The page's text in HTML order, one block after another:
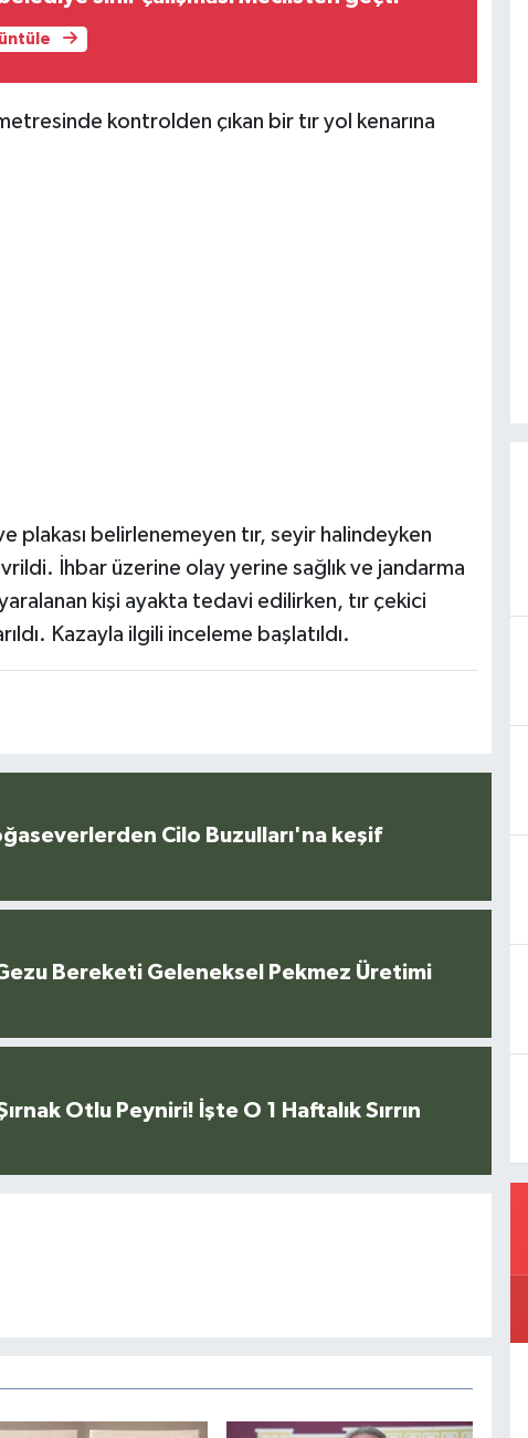
kontrolden çıkan bir tır yol kenarına
plakası belirlenemeyen tır, seyir halindeyken
İhbar üzerine olay yerine sağlık ve jandarma
kişi ayakta tedavi edilirken, tır çekici
Kazayla ilgili inceleme başlatıldı.
Cilo Buzulları'na keşif
Bereketi Geleneksel Pekmez Üretimi
Otlu Peyniri! İşte O 1 Haftalık Sırrın